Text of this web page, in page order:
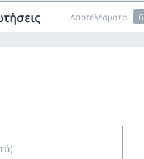
Αποτελέσματα 6